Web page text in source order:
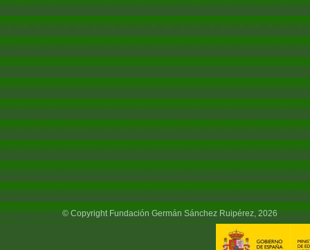
© Copyright Fundación Germán Sánchez Ruipérez, 2026